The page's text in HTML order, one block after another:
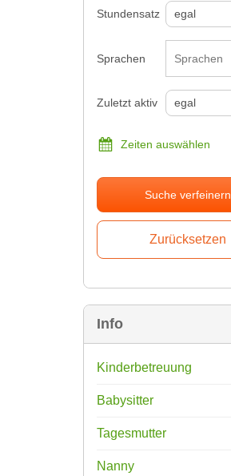
Stundensatz
Sprachen
Zuletzt aktiv
Zeiten auswählen
Suche verfeinern
Info
Kinderbetreuung
Babysitter
Tagesmutter
Nanny